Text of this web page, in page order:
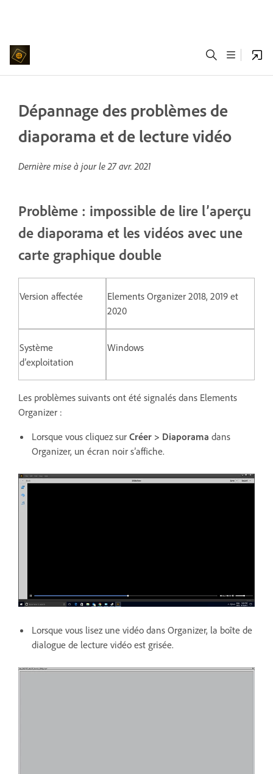
Dépannage des problèmes de
diaporama et de lecture vidéo
Dernière mise à jour le27 avr. 2021
Problème : impossible de lire l’aperçu
de diaporama et les vidéos avec une
carte graphique double
Version affectée
Elements Organizer 2018, 2019 et
2020
Système
d’exploitation
Windows
Les problèmes suivants ont été signalés dans Elements
Organizer :
Lorsque vous cliquez sur Créer > Diaporama dans
Organizer, un écran noir s’affiche.
Lorsque vous lisez une vidéo dans Organizer, la boîte de
dialogue de lecture vidéo est grisée.